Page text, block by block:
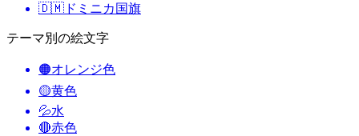
🇩🇲 ドミニカ国旗
テーマ別の絵文字
🟠オレンジ色
🟡黄色
💦水
🔴赤色